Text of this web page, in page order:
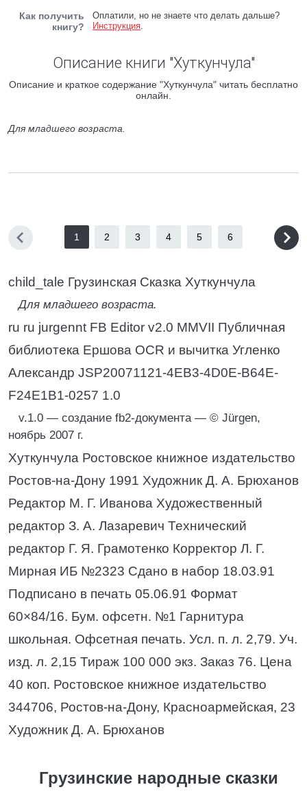
Как получить
книгу?
Оплатили, но не знаете что делать дальше?
Инструкция.
Описание книги "Хуткунчула"
Описание и краткое содержание "Хуткунчула" читать бесплатно
онлайн.
Для младшего возраста.
1 2 3 4 5 6
child_tale Грузинская Сказка Хуткунчула
Для младшего возраста.
ru ru jurgennt FB Editor v2.0 MMVII Публичная
библиотека Ершова OCR и вычитка Угленко
Александр JSP20071121-4EB3-4D0E-B64E-
F24E1B1-0257 1.0
v.1.0 — создание fb2-документа — © Jürgen,
ноябрь 2007 г.
Хуткунчула Ростовское книжное издательство
Ростов-на-Дону 1991 Художник Д. А. Брюханов
Редактор М. Г. Иванова Художественный
редактор З. А. Лазаревич Технический
редактор Г. Я. Грамотенко Корректор Л. Г.
Мирная ИБ №2323 Сдано в набор 18.03.91
Подписано в печать 05.06.91 Формат
60×84/16. Бум. офсетн. №1 Гарнитура
школьная. Офсетная печать. Усл. п. л. 2,79. Уч.
изд. л. 2,15 Тираж 100 000 экз. Заказ 76. Цена
40 коп. Ростовское книжное издательство
344706, Ростов-на-Дону, Красноармейская, 23
Художник Д. А. Брюханов
Грузинские народные сказки